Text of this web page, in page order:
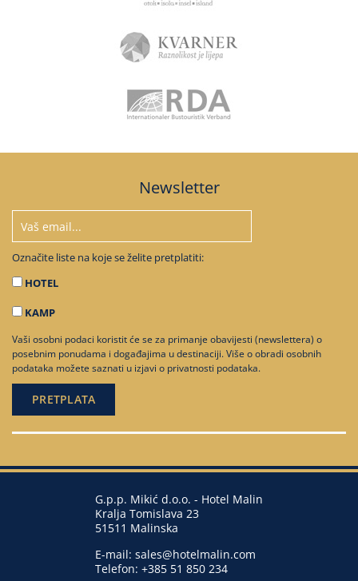
Newsletter
Označite liste na koje se želite pretplatiti:
HOTEL
KAMP
Vaši osobni podaci koristit će se za primanje obavijesti (newslettera) o
posebnim ponudama i događajima u destinaciji. Više o obradi osobnih
podataka možete saznati u izjavi o privatnosti podataka.
G.p.p. Mikić d.o.o. - Hotel Malin
Kralja Tomislava 23
51511 Malinska
E-mail: sales@hotelmalin.com
Telefon: +385 51 850 234